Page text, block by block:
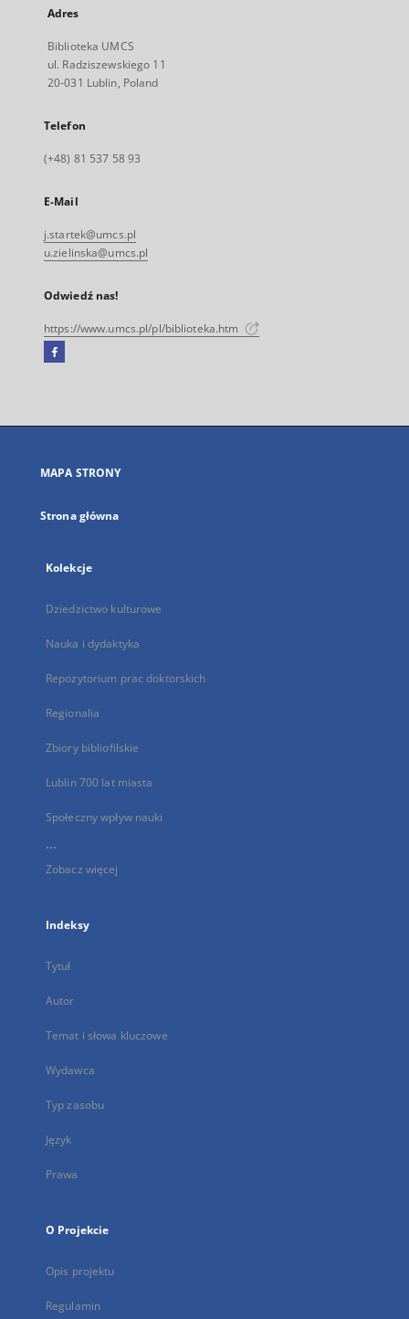
Adres
Biblioteka UMCS
ul. Radziszewskiego 11
20-031 Lublin, Poland
Telefon
(+48) 81 537 58 93
E-Mail
j.startek@umcs.pl
u.zielinska@umcs.pl
Odwiedź nas!
https://www.umcs.pl/pl/biblioteka.htm
Facebook
się
karcie
MAPA STRONY
Strona główna
Kolekcje
Dziedzictwo kulturowe
Nauka i dydaktyka
Repozytorium prac doktorskich
Regionalia
Zbiory bibliofilskie
Lublin 700 lat miasta
Społeczny wpływ nauki
...
Zobacz więcej
Indeksy
Tytuł
Autor
Temat i słowa kluczowe
Wydawca
Typ zasobu
Język
Prawa
O Projekcie
Opis projektu
Regulamin